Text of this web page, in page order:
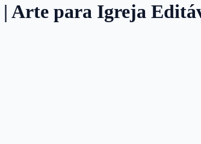
Arte para Igreja